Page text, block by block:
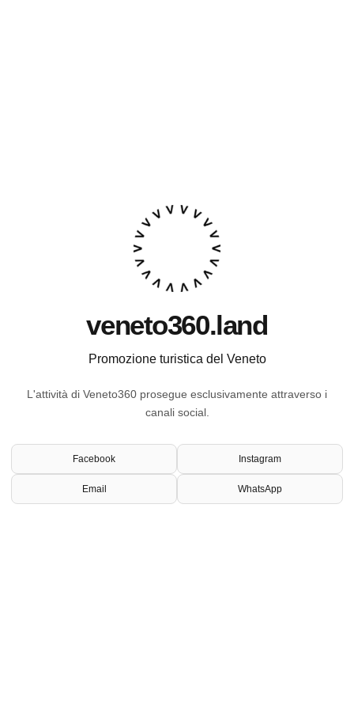
veneto360.land
Promozione turistica del Veneto
L'attività di Veneto360 prosegue esclusivamente attraverso i
canali social.
Facebook Instagram
Email WhatsApp